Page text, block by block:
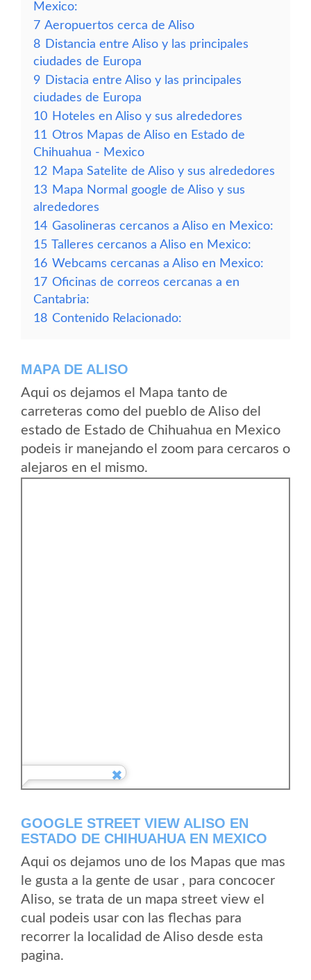
Mexico:
7 Aeropuertos cerca de Aliso
8 Distancia entre Aliso y las principales
ciudades de Europa
9 Distacia entre Aliso y las principales
ciudades de Europa
10 Hoteles en Aliso y sus alrededores
11 Otros Mapas de Aliso en Estado de
Chihuahua - Mexico
12 Mapa Satelite de Aliso y sus alrededores
13 Mapa Normal google de Aliso y sus
alrededores
14 Gasolineras cercanos a Aliso en Mexico:
15 Talleres cercanos a Aliso en Mexico:
16 Webcams cercanas a Aliso en Mexico:
17 Oficinas de correos cercanas a en
Cantabria:
18 Contenido Relacionado:
MAPA DE ALISO
Aqui os dejamos el Mapa tanto de
carreteras como del pueblo de Aliso del
estado de Estado de Chihuahua en Mexico
podeis ir manejando el zoom para cercaros o
alejaros en el mismo.
GOOGLE STREET VIEW ALISO EN
ESTADO DE CHIHUAHUA EN MEXICO
Aqui os dejamos uno de los Mapas que mas
le gusta a la gente de usar , para concocer
Aliso, se trata de un mapa street view el
cual podeis usar con las flechas para
recorrer la localidad de Aliso desde esta
pagina.